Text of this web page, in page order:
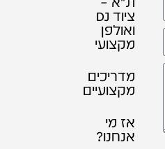
ציוד DJ
ואולפן
מקצועי
מדריכים
מקצועיים
אז מי
אנחנו?